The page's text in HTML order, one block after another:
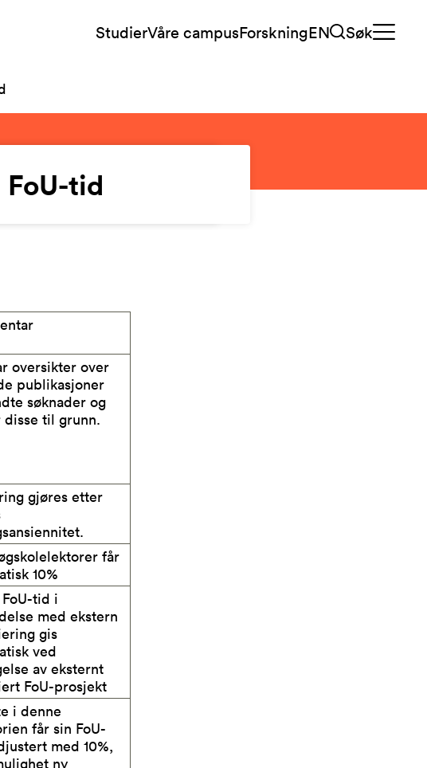
StudierVåre campusForskningEN Søk
FoU-tid
oversikter over
publikasjoner
søknader og
disse til grunn.
gjøres etter
får
10%
tid i
med ekstern
gis
ved
av eksternt
FoU-prosjekt
i denne
får sin FoU-
med 10%,
ny